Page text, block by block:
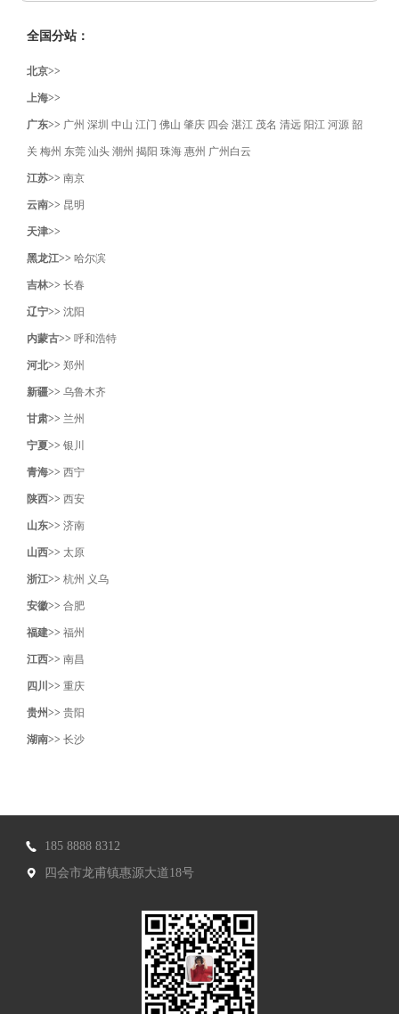
全国分站：
北京>>
上海>>
广东>> 广州 深圳 中山 江门 佛山 肇庆 四会 湛江 茂名 清远 阳江 河源 韶
关 梅州 东莞 汕头 潮州 揭阳 珠海 惠州 广州白云
江苏>> 南京
云南>> 昆明
天津>>
黑龙江>> 哈尔滨
吉林>> 长春
辽宁>> 沈阳‌
内蒙古>> 呼和浩特
河北>> 郑州
新疆>> 乌鲁木齐
甘肃>> 兰州
宁夏>> 银川
青海>> 西宁
陕西>> 西安
山东>> 济南
山西>> 太原
浙江>> 杭州 义乌
安徽>> 合肥
福建>> 福州
江西>> 南昌
四川>> 重庆
贵州>> 贵阳
湖南>> 长沙
185 8888 8312
四会市龙甫镇惠源大道18号